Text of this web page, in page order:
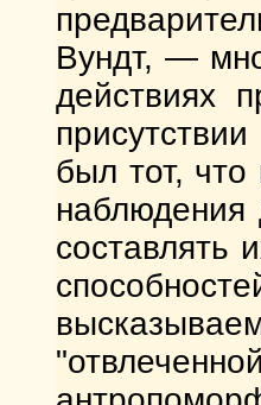
Вундт, —
действиях
был тот, что
наблюдения
составлять